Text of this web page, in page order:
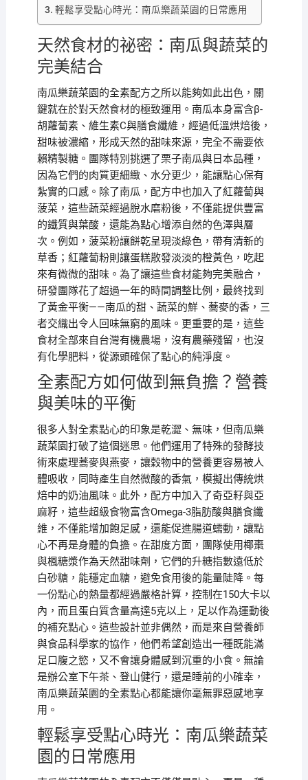
輕鬆享受點心時光：南瓜樂蔬菜園的日常應用
天然食材的祕密：南瓜與蔬菜的
完美結合
南瓜樂蔬菜園的全素配方之所以能夠如此出色，關
鍵就在於對天然食材的極致運用。南瓜本身富含β-
胡蘿蔔素、維生素C與膳食纖維，經過低溫烘焙後，
甜味被濃縮，形成天然的甜味來源，完全不需要依
賴精製糖。團隊特別挑選了栗子南瓜與日本品種，
因為它們的肉質更細緻、水分更少，能讓點心保有
紮實的口感。除了南瓜，配方中也加入了紅蘿蔔與
菠菜，這些蔬菜經過脫水磨粉後，不僅能提供豐富
的鐵質與葉酸，還能為點心增添自然的色澤與層
次。例如，菠菜粉讓餅乾呈現淡綠色，帶有清新的
草香；紅蘿蔔粉則讓蛋糕散發淡淡的橙黃色，吃起
來有微微的甜味。為了讓這些食材能夠完美融合，
研發團隊花了超過一年的時間調整比例，最終找到
了黃金平衡——南瓜的甜、蔬菜的鮮、蕎麥的香，三
者交織出令人回味無窮的風味。更重要的是，這些
食材全部來自台灣有機農場，沒有農藥殘留，也沒
有化學肥料，從源頭確保了點心的純淨度。
全素配方如何做到無負擔？營養
與美味的平衡
很多人對全素點心的印象是乾澀、無味，但南瓜樂
蔬菜園打破了這個迷思。他們運用了特殊的發酵技
術來處理蕎麥與燕麥，讓穀物中的營養更容易被人
體吸收，同時產生自然微酸的香氣，模擬出傳統烘
焙中的奶油風味。此外，配方中加入了奇亞籽與亞
麻籽，這些超級食物富含Omega-3脂肪酸與膳食纖
維，不僅能增加飽足感，還能促進腸道蠕動，讓點
心不再是身體的負擔。在甜度方面，團隊使用椰棗
與楓糖漿作為天然甜味劑，它們的升糖指數遠低於
白砂糖，能穩定血糖，避免食用後的能量陡降。每
一份點心的熱量都經過嚴格計算，控制在150大卡以
內，而且蛋白質含量高達5克以上，足以作為運動後
的補充點心。這些設計並非偶然，而是來自營養師
與食品科學家的協作，他們希望創造出一種既能滿
足口腹之慾，又不會讓身體感到沉重的小食。無論
是辦公室下午茶、登山健行，還是睡前的小確幸，
南瓜樂蔬菜園的全素點心都能讓你毫無罪惡感地享
用。
輕鬆享受點心時光：南瓜樂蔬菜
園的日常應用